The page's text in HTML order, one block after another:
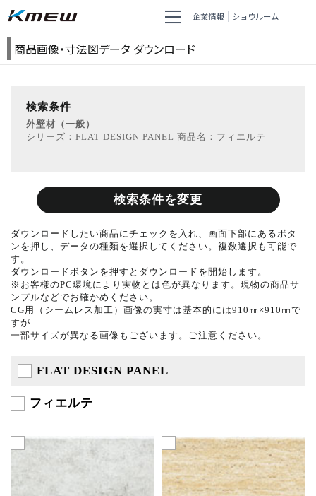
企業情報 ショウルーム
商品画像・寸法図データ ダウンロード
検索条件
外壁材（一般）
シリーズ：FLAT DESIGN PANEL 商品名：フィエルテ
検索条件を変更
ダウンロードしたい商品にチェックを入れ、画面下部にあるボタ
ンを押し、データの種類を選択してください。複数選択も可能で
す。
ダウンロードボタンを押すとダウンロードを開始します。
※お客様のPC環境により実物とは色が異なります。現物の商品サ
ンプルなどでお確かめください。
CG用（シームレス加工）画像の実寸は基本的には910㎜×910㎜で
すが
一部サイズが異なる画像もございます。ご注意ください。
FLAT DESIGN PANEL
フィエルテ